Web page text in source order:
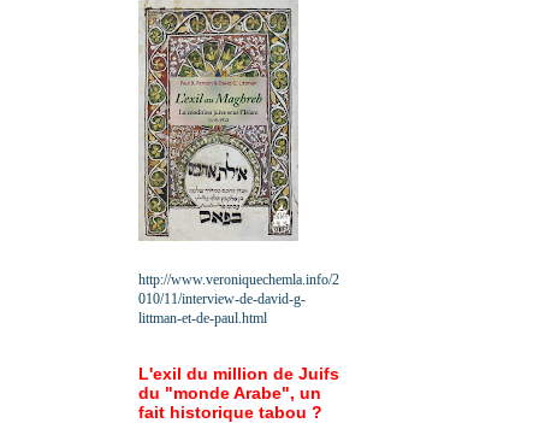
http://www.veroniquechemla.info/2
010/11/interview-de-david-g-
littman-et-de-paul.html
L'exil du million de Juifs
du "monde Arabe", un
fait historique tabou ?